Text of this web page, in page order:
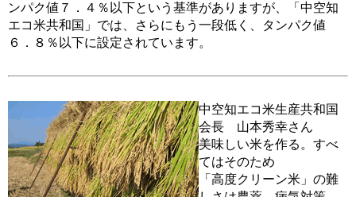
ンパク値７．４％以下という基準がありますが、「中空知
エコ米共和国」では、さらにもう一段低く、タンパク値
６．８％以下に設定されています。
中空知エコ米生産共和国
会長 山本秀幸さん
美味しい米を作る。すべ
てはそのため
「高度クリーン米」の難